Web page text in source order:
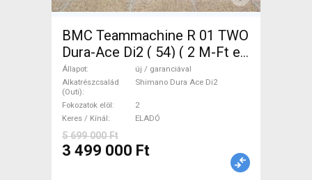
BMC Teammachine R 01 TWO
Dura-Ace Di2 ( 54) ( 2 M-Ft e
Országúti Shimano Dura Ace
Di2 tárcsafék új / garanciával
ELADÓ
Állapot
új / garanciával
Alkatrészcsalád
(Outi)
Shimano Dura Ace Di2
Fokozatok elöl
2
Keres / Kínál
ELADÓ
5 699 000 Ft
3 499 000 Ft